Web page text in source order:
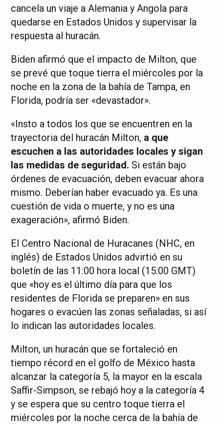
cancela un viaje a Alemania y Angola para
quedarse en Estados Unidos y supervisar la
respuesta al huracán.
Biden afirmó que el impacto de Milton, que
se prevé que toque tierra el miércoles por la
noche en la zona de la bahía de Tampa, en
Florida, podría ser «devastador».
«Insto a todos los que se encuentren en la
trayectoria del huracán Milton, a que
escuchen a las autoridades locales y sigan
las medidas de seguridad. Si están bajo
órdenes de evacuación, deben evacuar ahora
mismo. Deberían haber evacuado ya. Es una
cuestión de vida o muerte, y no es una
exageración», afirmó Biden.
El Centro Nacional de Huracanes (NHC, en
inglés) de Estados Unidos advirtió en su
boletín de las 11:00 hora local (15:00 GMT)
que «hoy es el último día para que los
residentes de Florida se preparen» en sus
hogares o evacúen las zonas señaladas, si así
lo indican las autoridades locales.
Milton, un huracán que se fortaleció en
tiempo récord en el golfo de México hasta
alcanzar la categoría 5, la mayor en la escala
Saffir-Simpson, se rebajó hoy a la categoría 4
y se espera que su centro toque tierra el
miércoles por la noche cerca de la bahía de